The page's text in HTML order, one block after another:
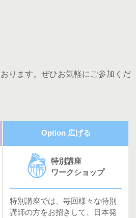
ります。ぜひお気軽にご参加くだ
Option 広げる
特別講座
ワークショップ
特別講座では、毎回様々な特別
講師の方をお招きして、日本発